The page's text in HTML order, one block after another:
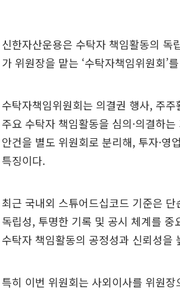
신한자산운용은 수탁자 책임활동의
가 위원장을 맡는 ‘수탁자책임위원회’
수탁자책임위원회는 의결권 행사, 주
주요 수탁자 책임활동을 심의·의결하
안건을 별도 위원회로 분리해, 투자·영
특징이다.
최근 국내외 스튜어드십코드 기준은
독립성, 투명한 기록 및 공시 체계를
수탁자 책임활동의 공정성과 신뢰성을
특히 이번 위원회는 사외이사를 위원